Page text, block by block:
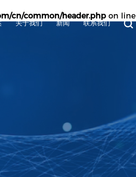
cn/common/header.php on line
关于我们 新闻 联系我们